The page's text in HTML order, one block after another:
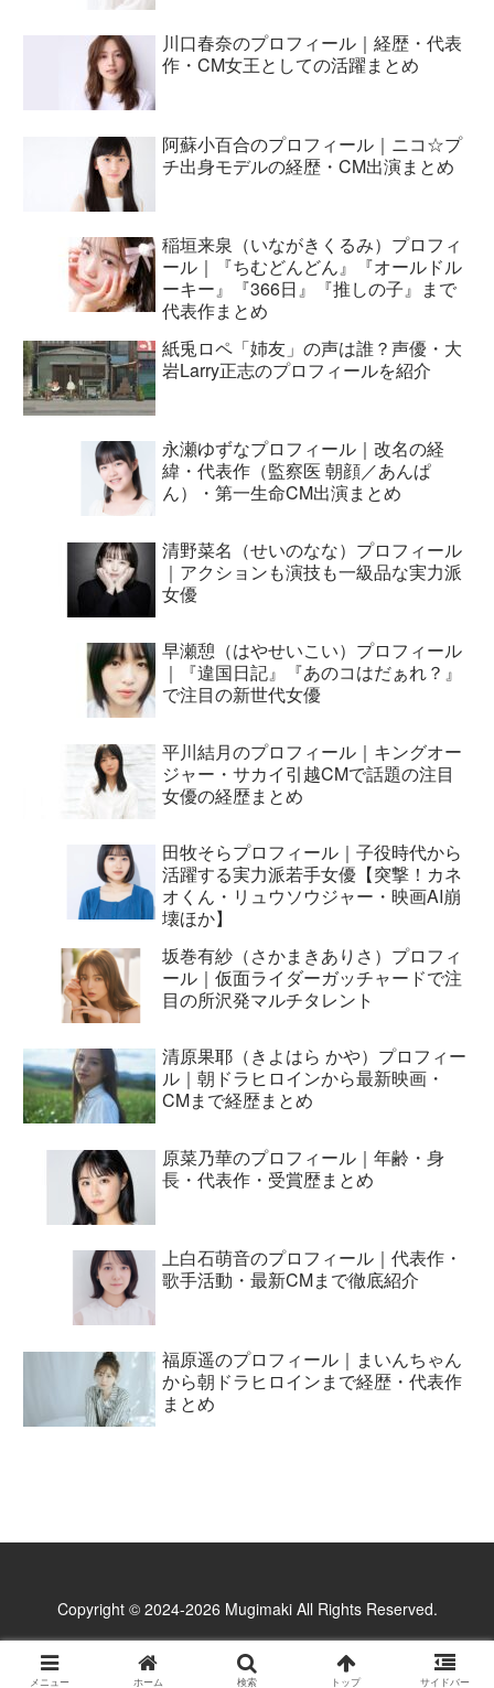
川口春奈のプロフィール｜経歴・代表
作・CM女王としての活躍まとめ
阿蘇小百合のプロフィール｜ニコ☆プ
チ出身モデルの経歴・CM出演まとめ
稲垣来泉（いながきくるみ）プロフィ
ール｜『ちむどんどん』『オールドル
ーキー』『366日』『推しの子』まで
代表作まとめ
紙兎ロペ「姉友」の声は誰？声優・大
岩Larry正志のプロフィールを紹介
永瀬ゆずなプロフィール｜改名の経
緯・代表作（監察医 朝顔／あんぱ
ん）・第一生命CM出演まとめ
清野菜名（せいのなな）プロフィール
｜アクションも演技も一級品な実力派
女優
早瀬憩（はやせいこい）プロフィール
｜『違国日記』『あのコはだぁれ？』
で注目の新世代女優
平川結月のプロフィール｜キングオー
ジャー・サカイ引越CMで話題の注目
女優の経歴まとめ
田牧そらプロフィール｜子役時代から
活躍する実力派若手女優【突撃！カネ
オくん・リュウソウジャー・映画AI崩
壊ほか】
坂巻有紗（さかまきありさ）プロフィ
ール｜仮面ライダーガッチャードで注
目の所沢発マルチタレント
清原果耶（きよはら かや）プロフィー
ル｜朝ドラヒロインから最新映画・
CMまで経歴まとめ
原菜乃華のプロフィール｜年齢・身
長・代表作・受賞歴まとめ
上白石萌音のプロフィール｜代表作・
歌手活動・最新CMまで徹底紹介
福原遥のプロフィール｜まいんちゃん
から朝ドラヒロインまで経歴・代表作
まとめ
Copyright © 2024-2026 Mugimaki All Rights Reserved.
メニュー ホーム 検索 トップ サイドバー